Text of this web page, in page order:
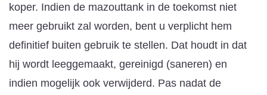
koper. Indien de mazouttank in de toekomst niet
meer gebruikt zal worden, bent u verplicht hem
definitief buiten gebruik te stellen. Dat houdt in dat
hij wordt leeggemaakt, gereinigd (saneren) en
indien mogelijk ook verwijderd. Pas nadat de